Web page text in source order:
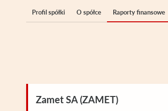
Profil spółki O spółce Raporty finansowe
Zamet SA (ZAMET)